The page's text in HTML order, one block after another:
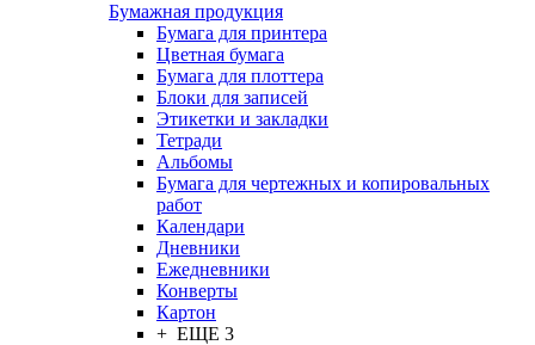
Бумажная продукция
Бумага для принтера
Цветная бумага
Бумага для плоттера
Блоки для записей
Этикетки и закладки
Тетради
Альбомы
Бумага для чертежных и копировальных
работ
Календари
Дневники
Ежедневники
Конверты
Картон
+ ЕЩЕ 3